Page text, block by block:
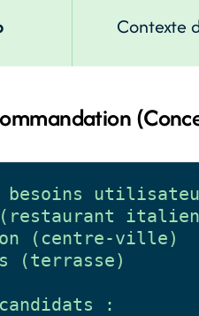
Contexte
besoins
(centre-ville)
(terrasse)
: